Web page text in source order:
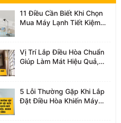
11 Điều Cần Biết Khi Chọn
Mua Máy Lạnh Tiết Kiệm
Vị Trí Lắp Điều Hòa Chuẩn
Giúp Làm Mát Hiệu Quả,
5 Lỗi Thường Gặp Khi Lắp
Đặt Điều Hòa Khiến Máy